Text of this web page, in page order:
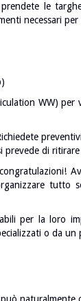
le
necessari
WW)
di
tutto
per la loro
o da